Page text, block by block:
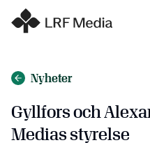
Nyheter
Gyllfors och
Medias styrelse